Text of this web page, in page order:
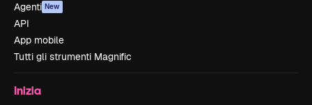
Agenti New
API
App mobile
Tutti gli strumenti Magnific
Inizia